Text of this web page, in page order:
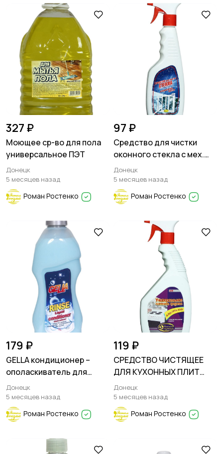
327 ₽
Моющее ср-во для пола
универсальное ПЭТ
Донецк
5 месяцев назад
Роман Ростенко
97 ₽
Средство для чистки
оконного стекла с мех.
распылителем
Донецк
5 месяцев назад
Роман Ростенко
179 ₽
GELLA кондиционер –
ополаскиватель для
тканей
Донецк
5 месяцев назад
Роман Ростенко
119 ₽
СРЕДСТВО ЧИСТЯЩЕЕ
ДЛЯ КУХОННЫХ ПЛИТ
серия "ЭКОНОМНАЯ
ХОЗЯЙКА" - распылитель
Донецк
5 месяцев назад
Роман Ростенко